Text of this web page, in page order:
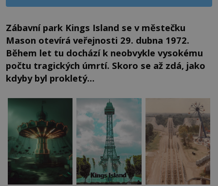
Zábavní park Kings Island se v městečku
Mason otevírá veřejnosti 29. dubna 1972.
Během let tu dochází k neobvykle vysokému
počtu tragických úmrtí. Skoro se až zdá, jako
kdyby byl prokletý…